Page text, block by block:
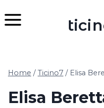
al
Home / Ticino7 / Elisa
Elisa